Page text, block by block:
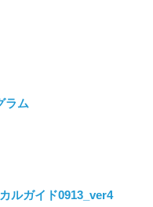
ラム
ルガイド0913_ver4